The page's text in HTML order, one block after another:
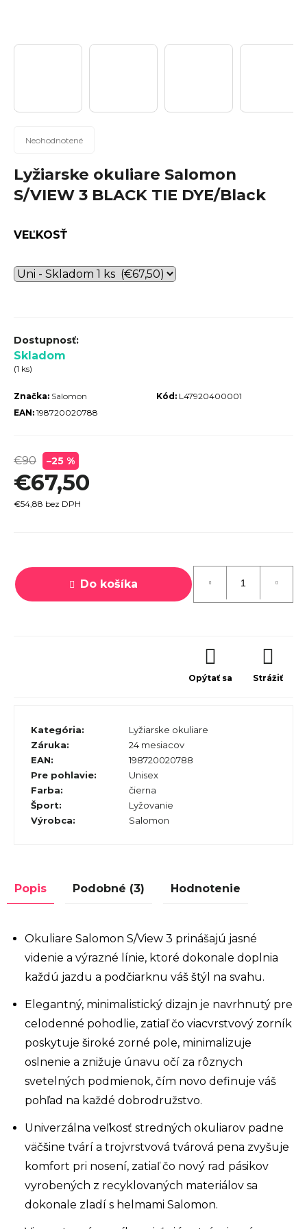
Priemerné
produktu
je
0,0
5
Neohodnotené
Lyžiarske okuliare Salomon
S/VIEW 3 BLACK TIE DYE/Black
VEĽKOSŤ
Skladom
(1 ks)
Kód: L47920400001
Značka: Salomon
EAN: 198720020788
€90 –25 %
€67,50
€54,88 bez DPH
cena:
Do košíka
Kategória:
Lyžiarske okuliare
Záruka:
24 mesiacov
EAN:
198720020788
Pre pohlavie:
Unisex
Farba:
čierna
Šport:
Lyžovanie
Výrobca: Salomon
Opýtať sa Strážiť
Popis Podobné (3) Hodnotenie
Okuliare Salomon S/View 3 prinášajú jasné
videnie a výrazné línie, ktoré dokonale doplnia
každú jazdu a podčiarknu váš štýl na svahu.
Elegantný, minimalistický dizajn je navrhnutý pre
celodenné pohodlie, zatiaľ čo viacvrstvový zorník
poskytuje široké zorné pole, minimalizuje
oslnenie a znižuje únavu očí za rôznych
svetelných podmienok, čím novo definuje váš
pohľad na každé dobrodružstvo.
Univerzálna veľkosť stredných okuliarov padne
väčšine tvárí a trojvrstvová tvárová pena zvyšuje
komfort pri nosení, zatiaľ čo nový rad pásikov
vyrobených z recyklovaných materiálov sa
dokonale zladí s helmami Salomon.
?
Hľadať
d
p
ú
č
m
e
€1 449